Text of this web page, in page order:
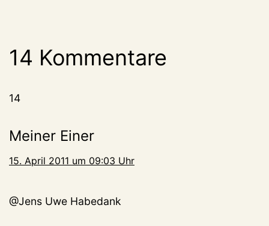
14 Kommentare
14
Meiner Einer
15. April 2011 um 09:03 Uhr
@Jens Uwe Habedank